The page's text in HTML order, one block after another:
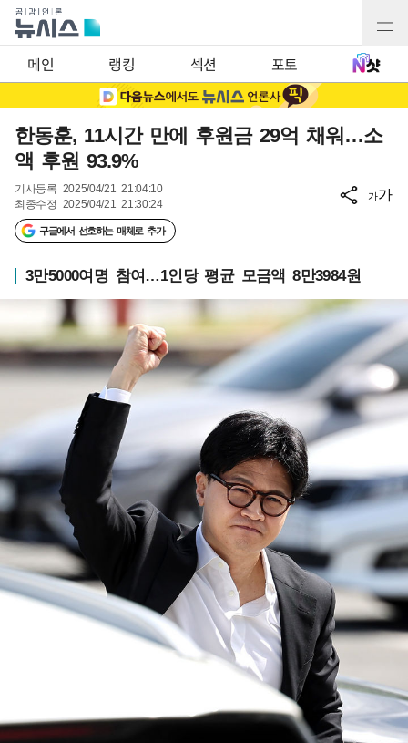
메인 랭킹 섹션 포토
한동훈, 11시간 만에 후원금 29억 채워…소
액 후원 93.9%
기사등록 2025/04/21 21:04:10
최종수정 2025/04/21 21:30:24
구글에서 선호하는 매체로 추가
가가
3만5000여명 참여…1인당 평균 모금액 8만3984원